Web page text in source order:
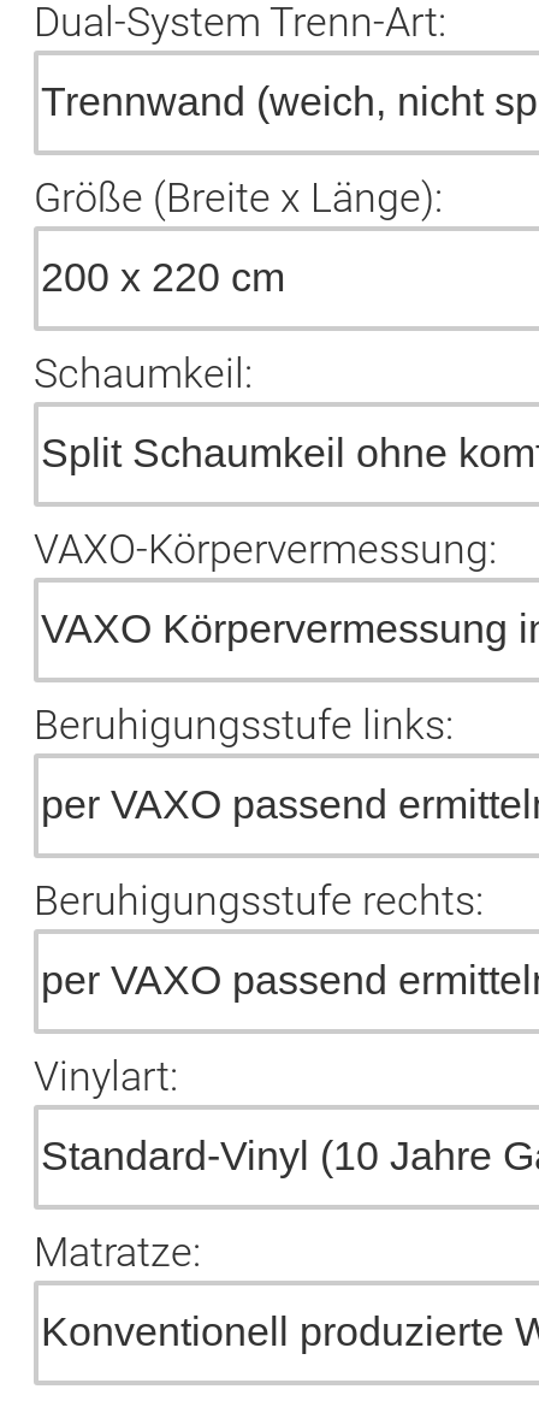
Dual-System Trenn-Art:
Größe (Breite x Länge):
Schaumkeil:
VAXO-Körpervermessung:
Beruhigungsstufe links:
Beruhigungsstufe rechts:
Vinylart:
Matratze: